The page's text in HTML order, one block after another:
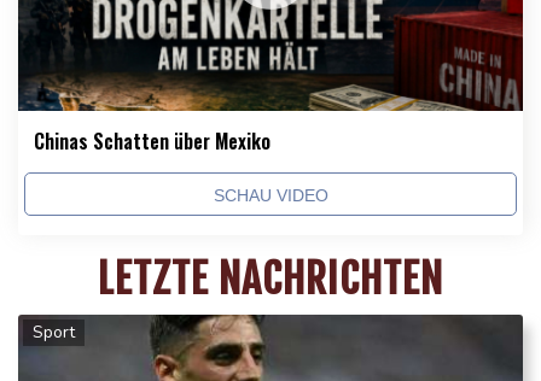
Chinas Schatten über Mexiko
SCHAU VIDEO
LETZTE NACHRICHTEN
Sport